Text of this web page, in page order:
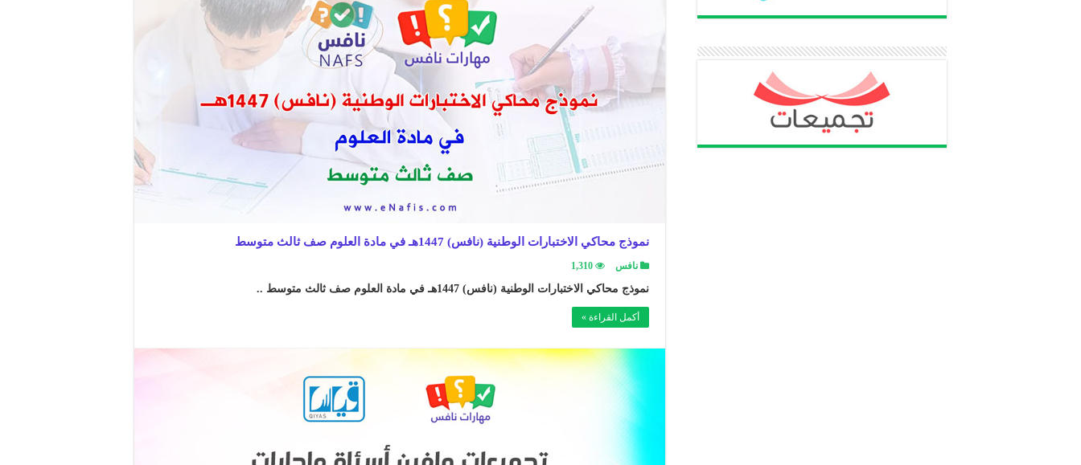
نموذج محاكي الاختبارات الوطنية (نافس) 1447هـ في مادة العلوم صف ثالث متوسط
نافس 1,310
نموذج محاكي الاختبارات الوطنية (نافس) 1447هـ في مادة العلوم صف ثالث متوسط ..
أكمل القراءة »